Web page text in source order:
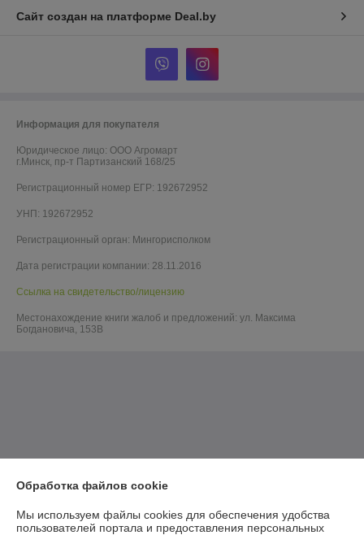
Сайт создан на платформе Deal.by
Информация для покупателя
Юридическое лицо: ООО Агромарт
г.Минск, пр-т Партизанский 168/25
Регистрационный номер ЕГР: 192672952
УНП: 192672952
Регистрационный орган: Мингорисполком
Дата регистрации компании: 28.11.2016
Ссылка на свидетельство/лицензию
Местонахождение книги жалоб и предложений: ул. Максима
Богдановича, 153В
Обработка файлов cookie
Мы используем файлы cookies для обеспечения удобства
пользователей портала и предоставления персональных